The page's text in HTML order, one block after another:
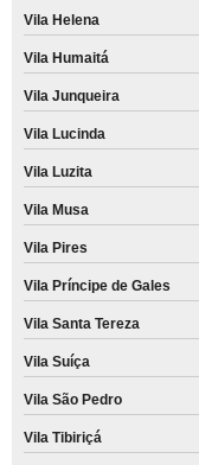
Vila Helena
Vila Humaitá
Vila Junqueira
Vila Lucinda
Vila Luzita
Vila Musa
Vila Pires
Vila Príncipe de Gales
Vila Santa Tereza
Vila Suíça
Vila São Pedro
Vila Tibiriçá